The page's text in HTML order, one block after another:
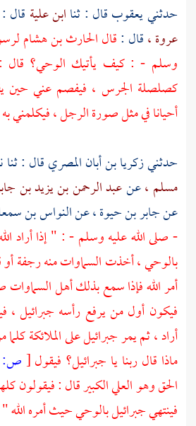
حدثنييعقوبقال : ثناابن علية قال :
عروة ،قال :قالالحارث بن هشام
وسلم - : كيف يأتيك الوحي؟ قال
كصلصلة الجرس ، فيفصم عني حين
أحيانا في مثل صورة الرجل ، فيكلمني
حدثنيزكريا بن أبان المصريقال : ثنا
مسلم ،عنعبد الرحمن بن يزيد بن
عنجابر بن حيوة ،عنالنواس بن
- صلى الله عليه وسلم - : " إذا أراد
بالوحي ، أخذت السماوات منه رجفة
أمر الله فإذا سمع بذلك أهل
فيكون أول من يرفع رأسه جبرائيل ،
أراد ، ثم يمرجبرائيلعلى الملائكة
ماذا قال ربنا يا جبرائيل؟ فيقول[ص:
الحق وهو العلي الكبير قال : فيقولون
فينتهي جبرائيل بالوحي حيث أمره الله